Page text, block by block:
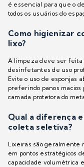
é essencial para que o
todos os usuários do
Como higienizar
lixo?
A limpeza deve ser
desinfetantes de uso
Evite o uso de esponjas
preferindo panos
camada protetora do
Qual a diferença
coleta seletiva?
Lixeiras são geralmente
em pontos estratégicos
capacidade volumétrica